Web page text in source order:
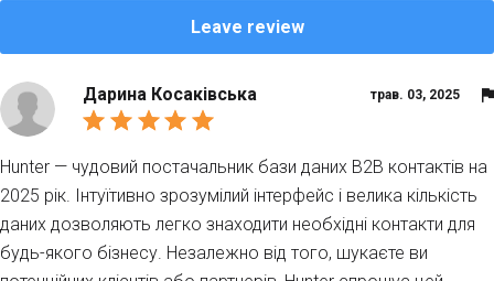
Leave review
трав. 03, 2025
Дарина Косаківська
Hunter — чудовий постачальник бази даних B2B контактів на
2025 рік. Інтуїтивно зрозумілий інтерфейс і велика кількість
даних дозволяють легко знаходити необхідні контакти для
будь-якого бізнесу. Незалежно від того, шукаєте ви